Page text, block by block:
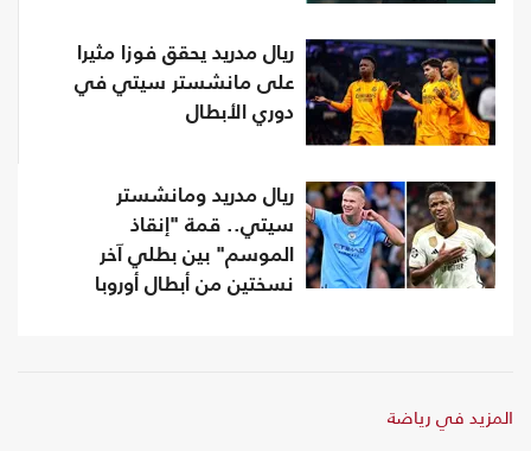
ريال مدريد يحقق فوزا مثيرا
على مانشستر سيتي في
دوري الأبطال
ريال مدريد ومانشستر
سيتي.. قمة "إنقاذ
الموسم" بين بطلي آخر
نسختين من أبطال أوروبا
المزيد في رياضة